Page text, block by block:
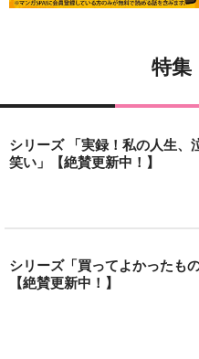
特集
シリーズ 「実録！私の人生、
笑い」【絶賛更新中！】
シリーズ「買ってよかったもの
【絶賛更新中！】